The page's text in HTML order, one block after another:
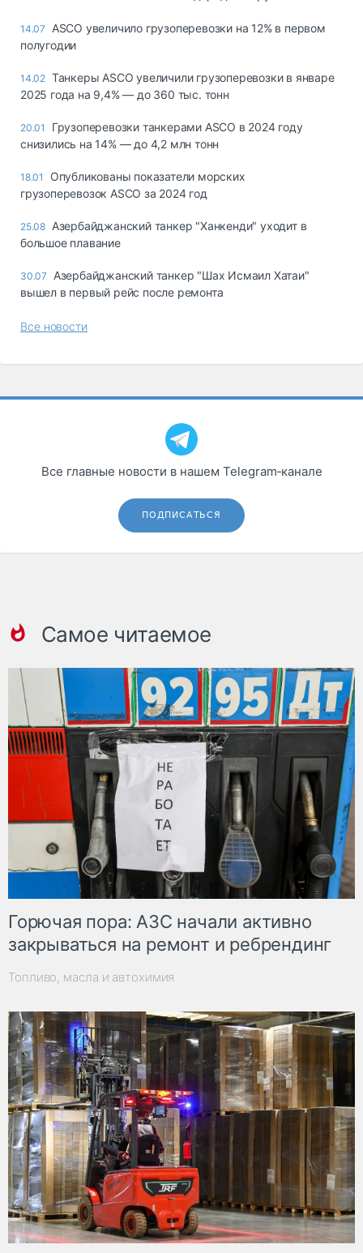
Автосервис,
запчасти, шины
Топливо, масла и
автохимия
Дзен
14.07
ASCO увеличило грузоперевозки на 12% в первом
полугодии
14.02 Танкеры ASCO увеличили грузоперевозки в январе
2025 года на 9,4% — до 360 тыс. тонн
20.01
Грузоперевозки танкерами ASCO в 2024 году
снизились на 14% — до 4,2 млн тонн
18.01
Опубликованы показатели морских
грузоперевозок ASCO за 2024 год
25.08 Азербайджанский танкер "Ханкенди" уходит в
большое плавание
30.07
Азербайджанский танкер "Шах Исмаил Хатаи"
вышел в первый рейс после ремонта
Все новости
Все главные новости в нашем Telegram‑канале
ПОДПИСАТЬСЯ
Самое читаемое
Горючая пора: АЗС начали активно
закрываться на ремонт и ребрендинг
Топливо, масла и автохимия